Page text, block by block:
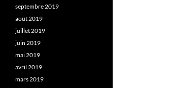
septembre 2019
août 2019
juillet 2019
juin 2019
mai 2019
avril 2019
mars 2019